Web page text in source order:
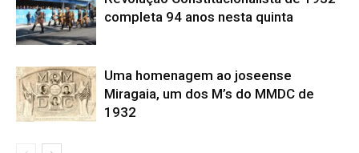
completa 94 anos nesta quinta
Uma homenagem ao joseense
Miragaia, um dos M’s do MMDC de
1932